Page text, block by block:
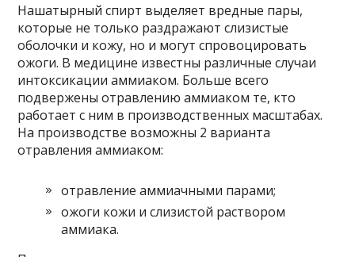
Нашатырный спирт выделяет вредные пары,
которые не только раздражают слизистые
оболочки и кожу, но и могут спровоцировать
ожоги. В медицине известны различные случаи
интоксикации аммиаком. Больше всего
подвержены отравлению аммиаком те, кто
работает с ним в производственных масштабах.
На производстве возможны 2 варианта
отравления аммиаком:
отравление аммиачными парами;
ожоги кожи и слизистой раствором
аммиака.